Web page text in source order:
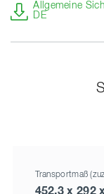
Allgemeine
DE
Transportmaß
452,3 x 292